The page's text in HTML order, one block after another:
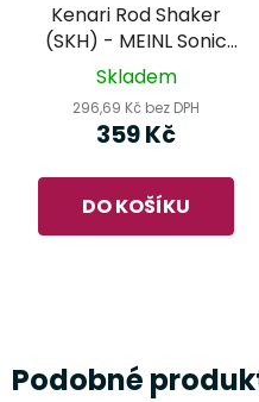
Kenari Rod Shaker
(SKH) - MEINL Sonic
Energy
Skladem
296,69 Kč bez DPH
359 Kč
DO KOŠÍKU
Podobné